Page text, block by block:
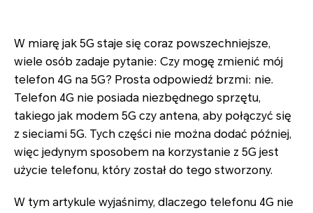
W miarę jak 5G staje się coraz powszechniejsze,
wiele osób zadaje pytanie: Czy mogę zmienić mój
telefon 4G na 5G? Prosta odpowiedź brzmi: nie.
Telefon 4G nie posiada niezbędnego sprzętu,
takiego jak modem 5G czy antena, aby połączyć się
z sieciami 5G. Tych części nie można dodać później,
więc jedynym sposobem na korzystanie z 5G jest
użycie telefonu, który został do tego stworzony.
W tym artykule wyjaśnimy, dlaczego telefonu 4G nie